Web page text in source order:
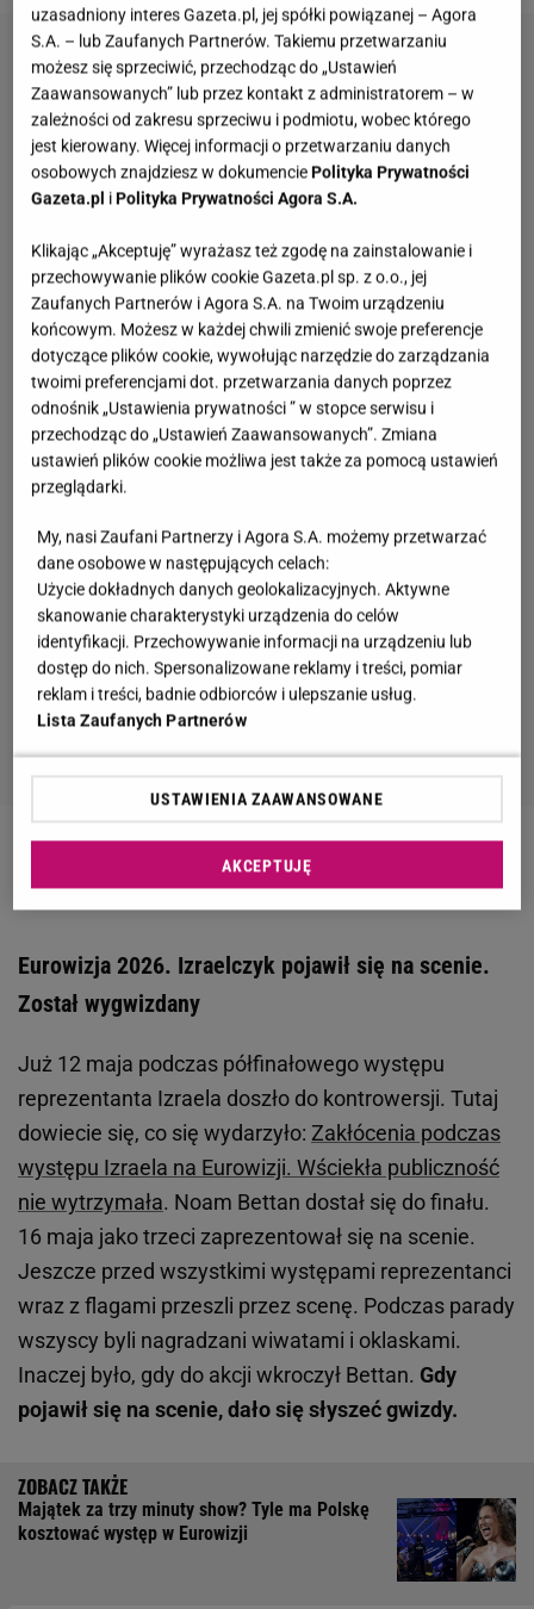
Michał Szpak zdradza, czy wróci na
Eurowizję. "Płakałem jak dziecko"
Eurowizja 2026. Izraelczyk pojawił się na scenie.
Został wygwizdany
Już 12 maja podczas półfinałowego występu
reprezentanta Izraela doszło do kontrowersji. Tutaj
dowiecie się, co się wydarzyło: Zakłócenia podczas
występu Izraela na Eurowizji. Wściekła publiczność
nie wytrzymała. Noam Bettan dostał się do finału.
16 maja jako trzeci zaprezentował się na scenie.
Jeszcze przed wszystkimi występami reprezentanci
wraz z flagami przeszli przez scenę. Podczas parady
wszyscy byli nagradzani wiwatami i oklaskami.
Inaczej było, gdy do akcji wkroczył Bettan. Gdy
pojawił się na scenie, dało się słyszeć gwizdy.
Majątek za trzy minuty show? Tyle ma Polskę
kosztować występ w Eurowizji
uzasadniony interes Gazeta.pl, jej spółki powiązanej – Agora
S.A. – lub Zaufanych Partnerów. Takiemu przetwarzaniu
możesz się sprzeciwić, przechodząc do „Ustawień
Zaawansowanych” lub przez kontakt z administratorem – w
zależności od zakresu sprzeciwu i podmiotu, wobec którego
jest kierowany. Więcej informacji o przetwarzaniu danych
osobowych znajdziesz w dokumenciePolityka Prywatności
Gazeta.pl iPolityka Prywatności Agora S.A.
Klikając „Akceptuję” wyrażasz też zgodę na zainstalowanie i
przechowywanie plików cookie Gazeta.pl sp. z o.o., jej
Zaufanych Partnerów i Agora S.A. na Twoim urządzeniu
końcowym. Możesz w każdej chwili zmienić swoje preferencje
dotyczące plików cookie, wywołując narzędzie do zarządzania
twoimi preferencjami dot. przetwarzania danych poprzez
odnośnik „Ustawienia prywatności ” w stopce serwisu i
przechodząc do „Ustawień Zaawansowanych”. Zmiana
ustawień plików cookie możliwa jest także za pomocą ustawień
przeglądarki.
My, nasi Zaufani Partnerzy i Agora S.A. możemy przetwarzać
dane osobowe w następujących celach:
Użycie dokładnych danych geolokalizacyjnych. Aktywne
skanowanie charakterystyki urządzenia do celów
identyfikacji. Przechowywanie informacji na urządzeniu lub
dostęp do nich. Spersonalizowane reklamy i treści, pomiar
reklam i treści, badnie odbiorców i ulepszanie usług.
Lista Zaufanych Partnerów
USTAWIENIA ZAAWANSOWANE
AKCEPTUJĘ